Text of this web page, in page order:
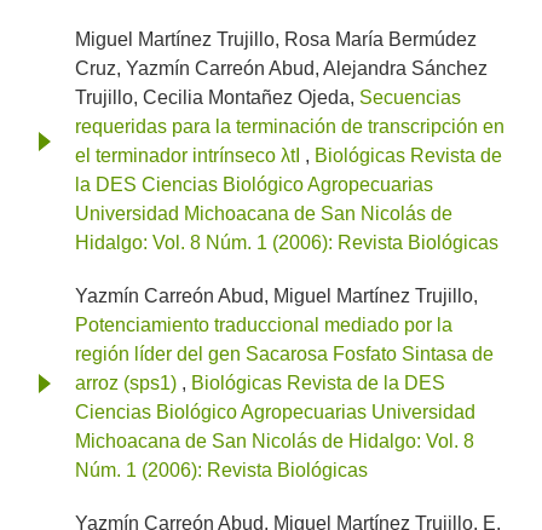
Miguel Martínez Trujillo, Rosa María Bermúdez
Cruz, Yazmín Carreón Abud, Alejandra Sánchez
Trujillo, Cecilia Montañez Ojeda, Secuencias
requeridas para la terminación de transcripción en
el terminador intrínseco λtI , Biológicas Revista de
la DES Ciencias Biológico Agropecuarias
Universidad Michoacana de San Nicolás de
Hidalgo: Vol. 8 Núm. 1 (2006): Revista Biológicas
Yazmín Carreón Abud, Miguel Martínez Trujillo,
Potenciamiento traduccional mediado por la
región líder del gen Sacarosa Fosfato Sintasa de
arroz (sps1) , Biológicas Revista de la DES
Ciencias Biológico Agropecuarias Universidad
Michoacana de San Nicolás de Hidalgo: Vol. 8
Núm. 1 (2006): Revista Biológicas
Yazmín Carreón Abud, Miguel Martínez Trujillo, E.